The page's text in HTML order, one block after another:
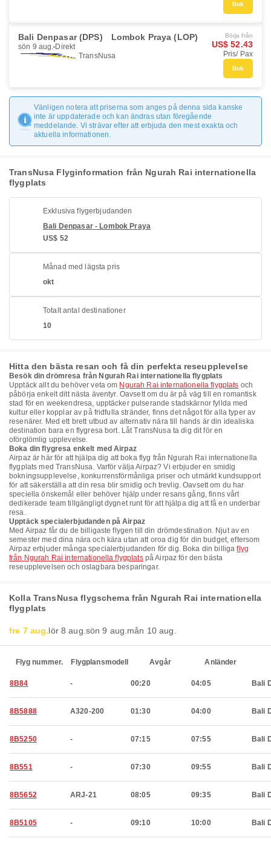
Bok
Bali Denpasar (DPS) Lombok Praya (LOP)
sön 9 aug. Direkt
TransNusa
Börja från
US$ 52.43
Pris/ Pax
Bok
Vänligen notera att priserna som anges på denna sida kanske
inte är uppdaterade och kan ändras utan föregående
meddelande. Vi strävar efter att erbjuda den mest exakta och
aktuella informationen.
TransNusa Flyginformation från Ngurah Rai internationella
flygplats
Exklusiva flygerbjudanden
Bali Denpasar - Lombok Praya
US$ 52
Månad med lägsta pris
okt
Totalt antal destinationer
10
Hitta den bästa resan och få din perfekta reseupplevelse
Besök din drömresa från Ngurah Rai internationella flygplats
Upptäck allt du behöver veta om Ngurah Rai internationella flygplats och
påbörja enkelt ditt nästa äventyr. Oavsett om du är på väg till en romantisk
stad för en weekendresa, upptäcker pulserande stadskärnor fyllda med
kultur eller kopplar av på fridfulla stränder, finns det något för alla typer av
resenärer. Med ett brett utbud av alternativ nära till hands är din idealiska
destination bara en flygresa bort. Låt TransNusa ta dig dit för en
oförglömlig upplevelse.
Boka din flygresa enkelt med Airpaz
Airpaz är här för att hjälpa dig att boka flyg från Ngurah Rai internationella
flygplats med TransNusa. Varför välja Airpaz? Vi erbjuder en smidig
bokningsupplevelse, konkurrensförmånliga priser och utmärkt kundsupport
för att säkerställa att din resa blir smidig och trevlig. Oavsett om du har
speciella önskemål eller behöver hjälp under resans gång, finns vårt
dedikerade team tillgängligt dygnet runt för att hjälpa dig att få en underbar
resa.
Upptäck specialerbjudanden på Airpaz
Med Airpaz får du de billigaste flygen till din drömdestination. Njut av en
semester med dina nära och kära utan att oroa dig för din budget, eftersom
Airpaz erbjuder många specialerbjudanden för dig. Boka din billigaflyg
från Ngurah Rai internationella flygplatspå Airpaz för den bästa
reseupplevelsen och oslagbara besparingar.
Kolla TransNusa flygschema från Ngurah Rai internationella
flygplats
fre 7 aug.lör 8 aug. sön 9 aug. mån 10 aug.
Flyg nummer. Flygplansmodell Avgår Anländer
8B84 - 00:20 04:05 Bali
8B5888 A320-200 01:30 04:00 Bali
8B5250 - 07:15 07:55 Bali
8B551 - 07:30 09:55 Bali
8B5652 ARJ-21 08:05 09:35 Bali
8B5105 - 09:10 10:00 Bali